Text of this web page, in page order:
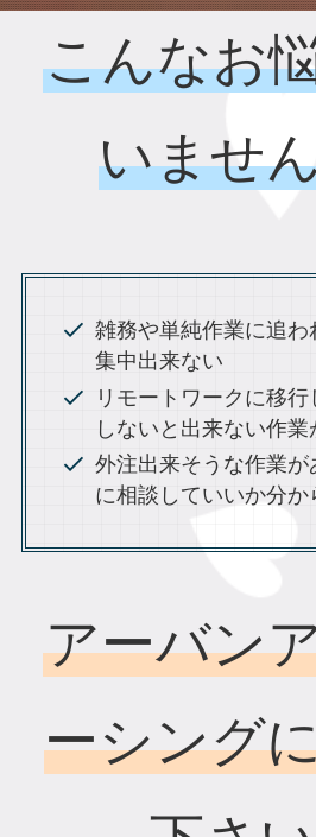
こんなお
いませ
雑務や単純作業に追わ
集中出来ない
リモートワークに移
しないと出来ない作業
外注出来そうな作業が
に相談していいか分か
アーバン
ーシング